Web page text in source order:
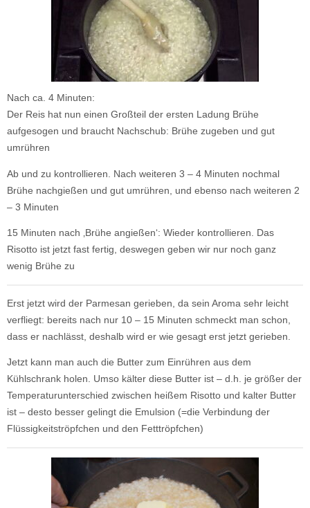
Nach ca. 4 Minuten:
Der Reis hat nun einen Großteil der ersten Ladung Brühe
aufgesogen und braucht Nachschub: Brühe zugeben und gut
umrühren
Ab und zu kontrollieren. Nach weiteren 3 – 4 Minuten nochmal
Brühe nachgießen und gut umrühren, und ebenso nach weiteren 2
– 3 Minuten
15 Minuten nach ‚Brühe angießen‘: Wieder kontrollieren. Das
Risotto ist jetzt fast fertig, deswegen geben wir nur noch ganz
wenig Brühe zu
Erst jetzt wird der Parmesan gerieben, da sein Aroma sehr leicht
verfliegt: bereits nach nur 10 – 15 Minuten schmeckt man schon,
dass er nachlässt, deshalb wird er wie gesagt erst jetzt gerieben.
Jetzt kann man auch die Butter zum Einrühren aus dem
Kühlschrank holen. Umso kälter diese Butter ist – d.h. je größer der
Temperaturunterschied zwischen heißem Risotto und kalter Butter
ist – desto besser gelingt die Emulsion (=die Verbindung der
Flüssigkeitströpfchen und den Fetttröpfchen)